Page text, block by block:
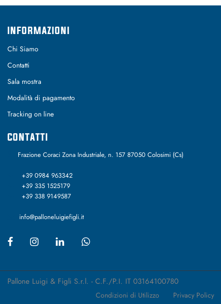
INFORMAZIONI
Chi Siamo
Contatti
Sala mostra
Modalità di pagamento
Tracking on line
CONTATTI
Frazione Coraci Zona Industriale, n. 157 87050 Colosimi (Cs)
+39 0984 963342
+39 335 1525179
+39 338 9149587
info@palloneluigiefigli.it
Pallone Luigi & Figli S.r.l. - C.F./P.I. IT 03164100780
Condizioni di Utilizzo Privacy Policy